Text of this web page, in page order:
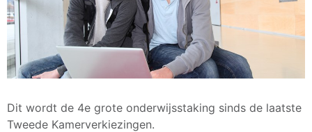
Dit wordt de 4e grote onderwijsstaking sinds de laatste
Tweede Kamerverkiezingen.